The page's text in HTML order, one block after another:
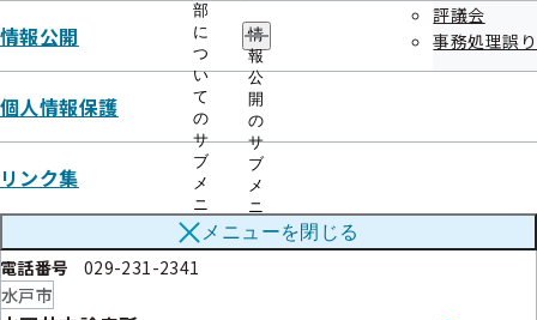
部
に
つ
い
て
の
サ
ブ
メ
ニ
ュ
ー
情報公開
情
報
公
開
の
サ
ブ
メ
ニ
ュ
ー
評議会
事務処理誤り
個人情報保護
リンク集
メニューを閉じる
住吉クリニック病院
住所
水戸市住吉町193-97
029-247-2251
健診項目は
青柳病院
水戸市柳町2-10-11
電話番号
029-231-2341
こちら
水戸市